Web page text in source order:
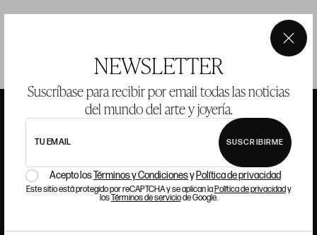
NEWSLETTER
Suscríbase para recibir por email todas las noticias
del mundo del arte y joyería.
TU EMAIL SUSCRIBIRME
Acepto losTérminos y Condicionesy Política de privacidad
Este sitio está protegido por reCAPTCHA y se aplican laPolítica de privacidady
losTérminos de serviciode Google.
×
HISTORIA
ANSORENA